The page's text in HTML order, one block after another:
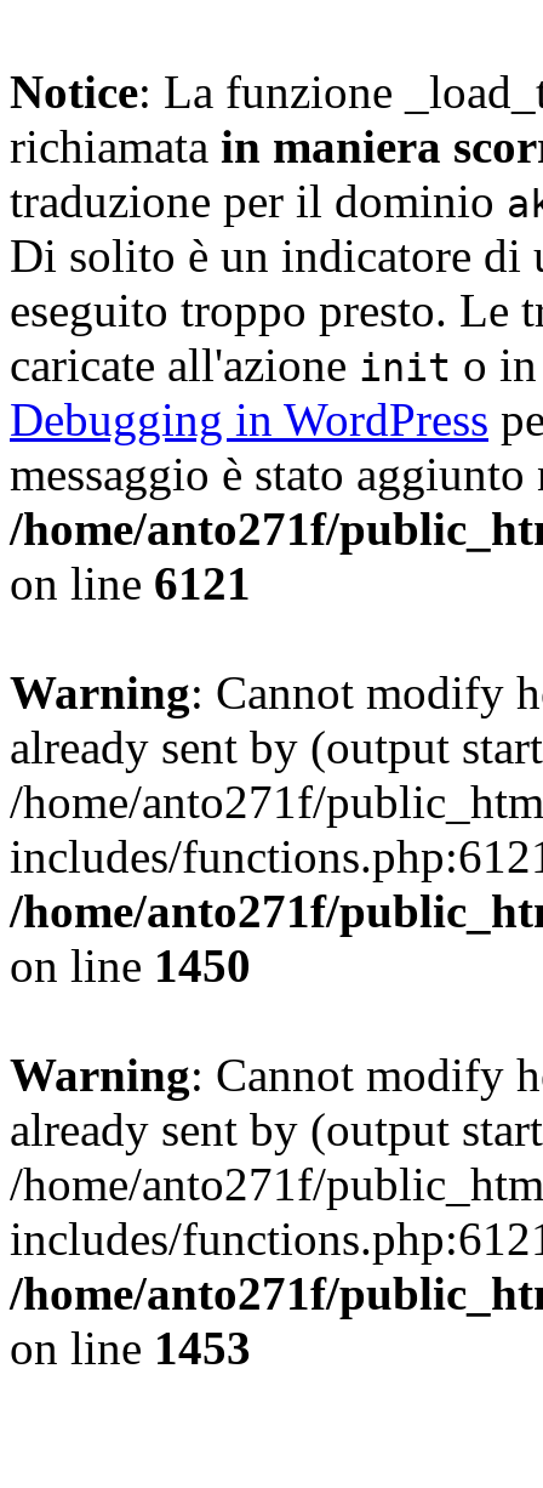
Notice: La funzione
richiamata in maniera
traduzione per il dominio
Di solito è un indicatore di
eseguito troppo presto. Le
caricate all'azione init o
Debugging in WordPress
messaggio è stato
/home/anto271f/
on line 6121
Warning: Cannot modify
already sent by (output
/home/anto271f/
includes/
/home/anto271f/
on line 1450
Warning: Cannot modify
already sent by (output
/home/anto271f/
includes/
/home/anto271f/
on line 1453